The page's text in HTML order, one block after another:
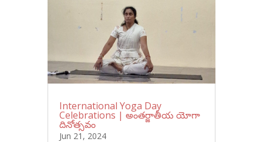
International Yoga Day
Celebrations | అంతర్జాతీయ యోగా
దినోత్సవం
Jun 21, 2024